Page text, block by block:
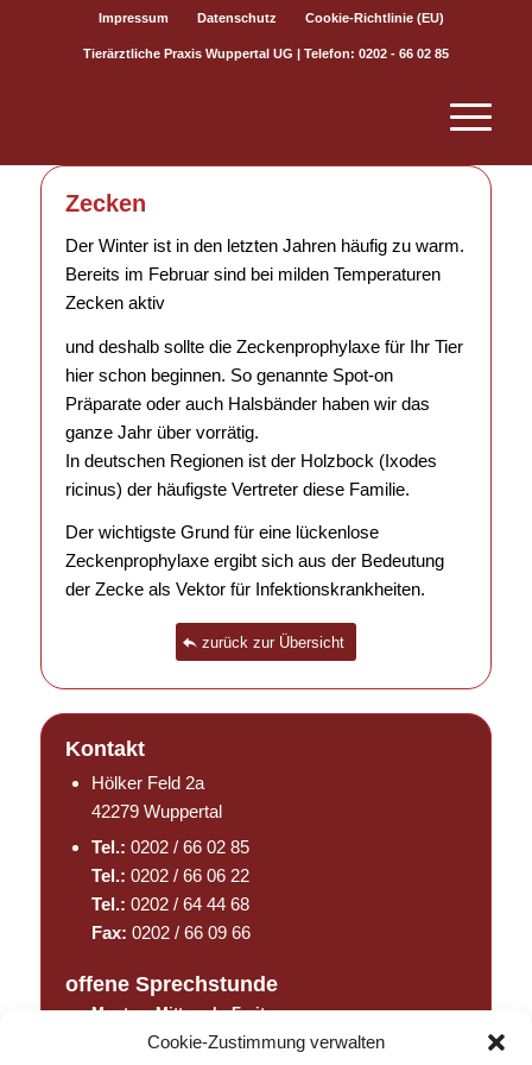
Cookie-Zustimmung verwalten
Impressum Datenschutz Cookie-Richtlinie (EU)
Tierärztliche Praxis Wuppertal UG | Telefon: 0202 - 66 02 85
Zecken
Der Winter ist in den letzten Jahren häufig zu warm.
Bereits im Februar sind bei milden Temperaturen
Zecken aktiv
und deshalb sollte die Zeckenprophylaxe für Ihr Tier
hier schon beginnen. So genannte Spot-on
Präparate oder auch Halsbänder haben wir das
ganze Jahr über vorrätig.
In deutschen Regionen ist der Holzbock (Ixodes
ricinus) der häufigste Vertreter diese Familie.
Der wichtigste Grund für eine lückenlose
Zeckenprophylaxe ergibt sich aus der Bedeutung
der Zecke als Vektor für Infektionskrankheiten.
zurück zur Übersicht
Kontakt
Hölker Feld 2a
42279 Wuppertal
Tel.: 0202 / 66 02 85
Tel.: 0202 / 66 06 22
Tel.: 0202 / 64 44 68
Fax: 0202 / 66 09 66
offene Sprechstunde
Montag, Mittwoch,Freitag
9:00 Uhr bis 18:00 Uhr